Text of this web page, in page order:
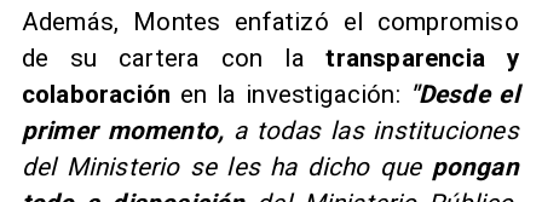
Además, Montes enfatizó el compromiso
de su cartera con latransparencia y
colaboración en la investigación: "Desde el
primer momento, a todas las instituciones
del Ministerio se les ha dicho que pongan